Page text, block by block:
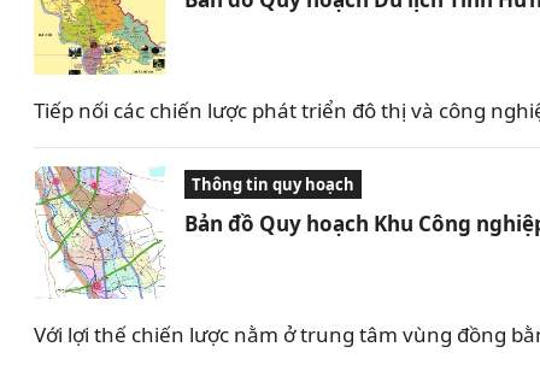
Tiếp nối các chiến lược phát triển đô thị và công
Thông tin quy hoạch
Bản đồ Quy hoạch Khu Công
Với lợi thế chiến lược nằm ở trung tâm vùng đồng